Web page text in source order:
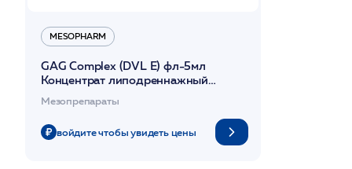
MESOPHARM
GAG Complex (DVL Е) фл-5мл
Концентрат липодреннажный
/Mesopharm*
Мезопрепараты
войдите чтобы увидеть цены